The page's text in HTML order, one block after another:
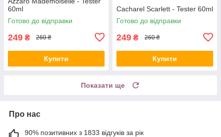
60ml
Готово до відправки
249 ₴ 260 ₴
Купити
Cacharel Scarlett - Tester 60ml
Готово до відправки
249 ₴ 260 ₴
Купити
Показати ще
Про нас
90% позитивних з 1833 відгуків за рік